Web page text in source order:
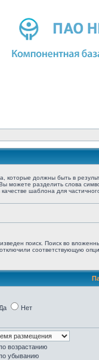
которые должны быть в
можете разделить слова
качестве шаблона для
поиск. Поиск во
соответствующую
Да Нет
возрастанию
убыванию